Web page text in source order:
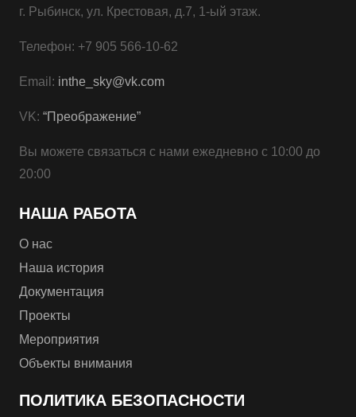
г. Рыбинск, ул. Крестовая, д.7, 1-ый этаж.
Телефон: +7 905 566-10-62
Email: inthe_sky@vk.com
VK: “Преображение”
Вы можете связаться с нами ежедневно с 10:00 до
20:00
НАША РАБОТА
О нас
Наша история
Документация
Проекты
Мероприятия
Объекты внимания
ПОЛИТИКА БЕЗОПАСНОСТИ